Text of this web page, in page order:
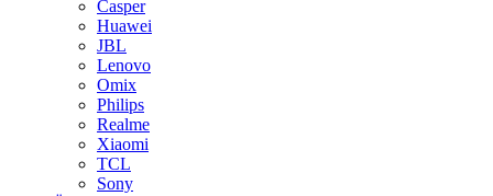
Casper
Huawei
JBL
Lenovo
Omix
Philips
Realme
Xiaomi
TCL
Sony